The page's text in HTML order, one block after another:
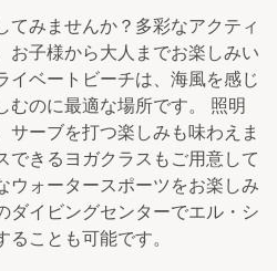
てみませんか？多彩なアクティ
お子様から大人までお楽しみい
イベートビーチは、海風を感じ
むのに最適な場所です。 照明
サーブを打つ楽しみも味わえま
できるヨガクラスもご用意して
ウォータースポーツをお楽しみ
ダイビングセンターでエル・シ
ことも可能です。